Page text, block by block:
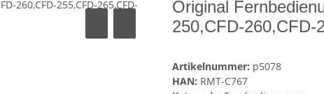
Original
250,CFD-260,CFD-
Artikelnummer: p5078
HAN: RMT-C767